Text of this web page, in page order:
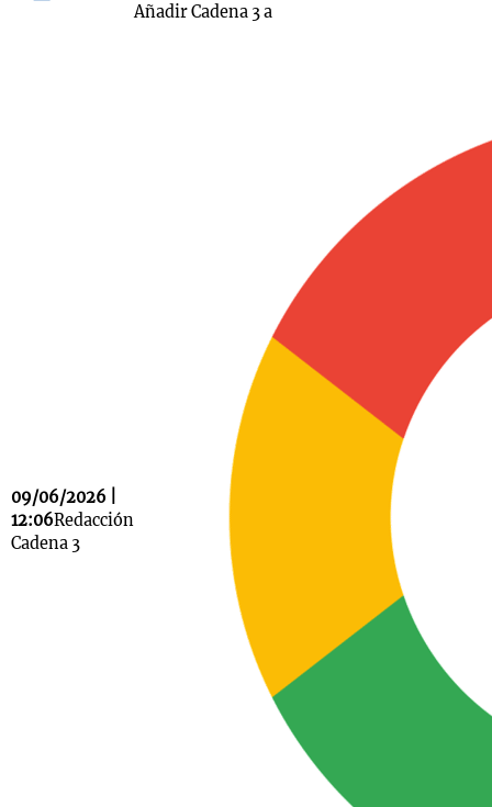
09/06/2026 |
12:06Redacción
Cadena 3
Añadir Cadena 3 a
La Sole en
Cadena 3